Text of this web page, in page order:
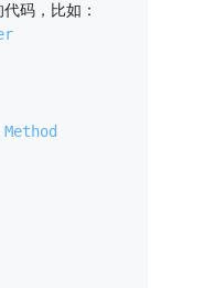
码，比如：